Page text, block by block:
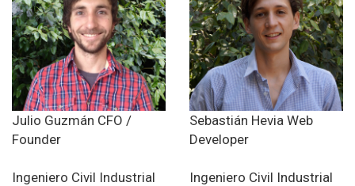
Julio Guzmán CFO /
Founder
Ingeniero Civil Industrial
Sebastián Hevia Web
Developer
Ingeniero Civil Industrial